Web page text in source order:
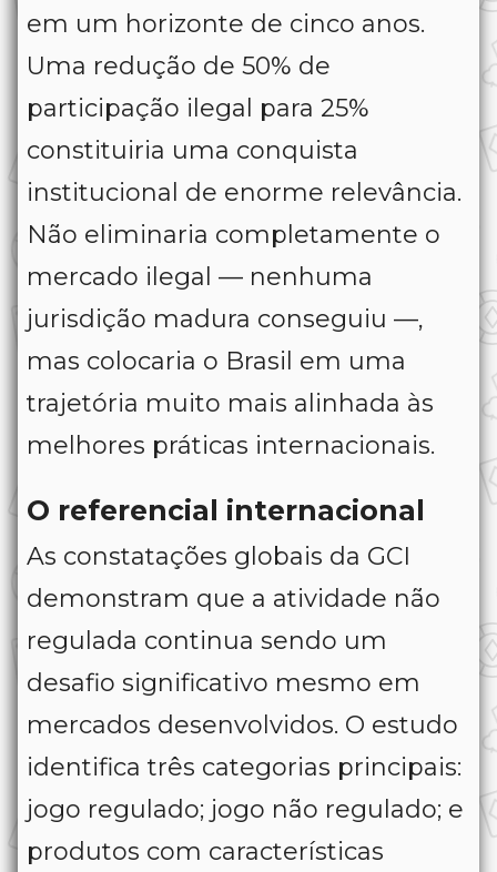
em um horizonte de cinco anos.
Uma redução de 50% de
participação ilegal para 25%
constituiria uma conquista
institucional de enorme relevância.
Não eliminaria completamente o
mercado ilegal — nenhuma
jurisdição madura conseguiu —,
mas colocaria o Brasil em uma
trajetória muito mais alinhada às
melhores práticas internacionais.
O referencial internacional
As constatações globais da GCI
demonstram que a atividade não
regulada continua sendo um
desafio significativo mesmo em
mercados desenvolvidos. O estudo
identifica três categorias principais:
jogo regulado; jogo não regulado; e
produtos com características